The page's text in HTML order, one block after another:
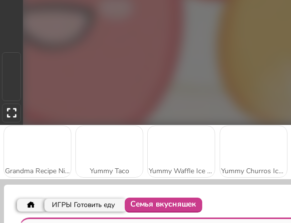
Grandma Recipe Nigiri Sushi Yummy Taco Yummy Waffle Ice Cream Yummy Churros Ice Cream
ИГРЫ Готовить еду Семья вкусняшек